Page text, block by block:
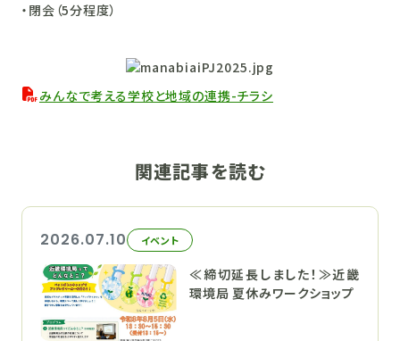
・閉会（5分程度）
みんなで考える学校と地域の連携-チラシ
関連記事を読む
2026.07.10 イベント
≪締切延長しました！≫近畿
環境局 夏休みワークショップ